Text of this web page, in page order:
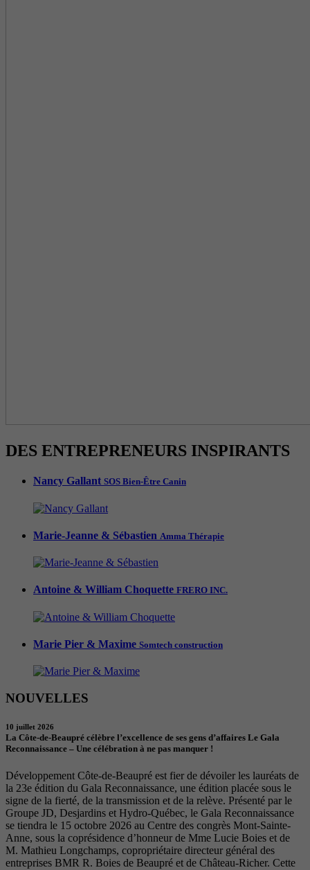
DES ENTREPRENEURS INSPIRANTS
Nancy Gallant SOS Bien-Être Canin
Marie-Jeanne & Sébastien Amma Thérapie
Antoine & William Choquette FRERO INC.
Marie Pier & Maxime Somtech construction
NOUVELLES
10 juillet 2026
La Côte-de-Beaupré célèbre l’excellence de ses gens d’affaires Le Gala
Reconnaissance – Une célébration à ne pas manquer !
Développement Côte-de-Beaupré est fier de dévoiler les lauréats de
la 23e édition du Gala Reconnaissance, une édition placée sous le
signe de la fierté, de la transmission et de la relève. Présenté par le
Groupe JD, Desjardins et Hydro-Québec, le Gala Reconnaissance
se tiendra le 15 octobre 2026 au Centre des congrès Mont-Sainte-
Anne, sous la coprésidence d’honneur de Mme Lucie Boies et de
M. Mathieu Longchamps, copropriétaire directeur général des
entreprises BMR R. Boies de Beaupré et de Château-Richer. Cette